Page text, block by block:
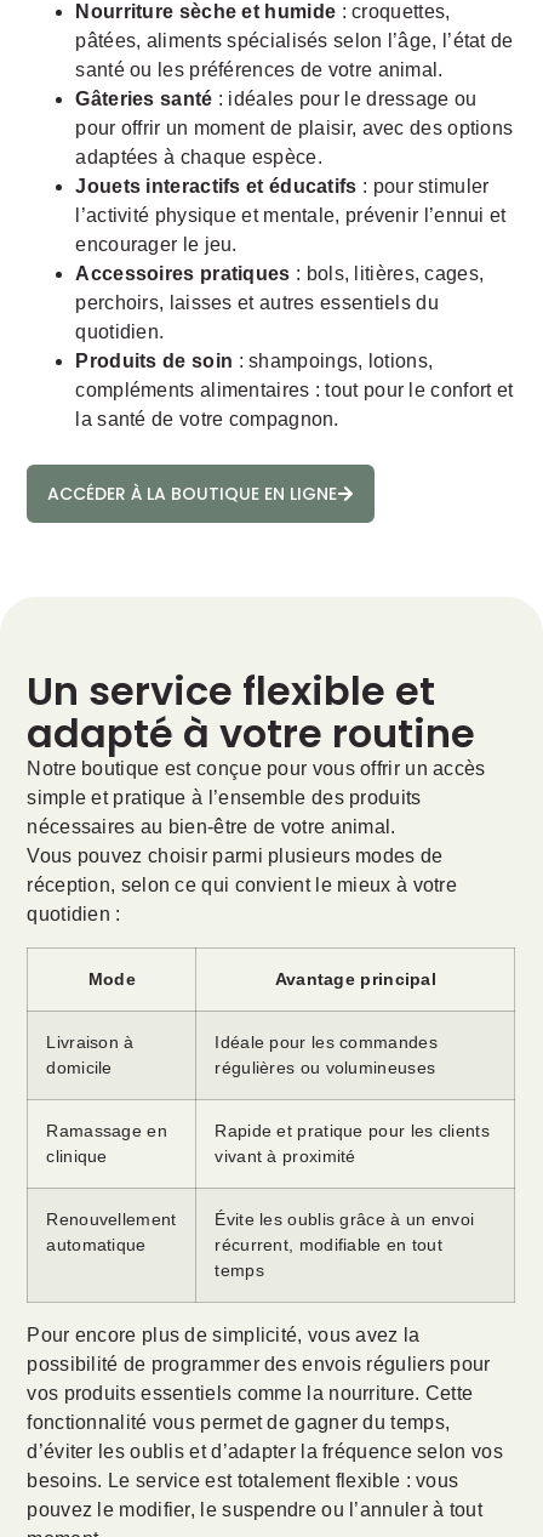
Nourriture sèche et humide : croquettes,
pâtées, aliments spécialisés selon l’âge, l’état de
santé ou les préférences de votre animal.
Gâteries santé : idéales pour le dressage ou
pour offrir un moment de plaisir, avec des options
adaptées à chaque espèce.
Jouets interactifs et éducatifs : pour stimuler
l’activité physique et mentale, prévenir l’ennui et
encourager le jeu.
Accessoires pratiques : bols, litières, cages,
perchoirs, laisses et autres essentiels du
quotidien.
Produits de soin : shampoings, lotions,
compléments alimentaires : tout pour le confort et
la santé de votre compagnon.
ACCÉDER À LA BOUTIQUE EN LIGNE
Un service flexible et
adapté à votre routine
Notre boutique est conçue pour vous offrir un accès
simple et pratique à l’ensemble des produits
nécessaires au bien-être de votre animal.
Vous pouvez choisir parmi plusieurs modes de
réception, selon ce qui convient le mieux à votre
quotidien :
Mode Avantage principal
Livraison à
domicile
Idéale pour les commandes
régulières ou volumineuses
Ramassage en
clinique
Rapide et pratique pour les clients
vivant à proximité
Renouvellement
automatique
Évite les oublis grâce à un envoi
récurrent, modifiable en tout
temps
Pour encore plus de simplicité, vous avez la
possibilité de programmer des envois réguliers pour
vos produits essentiels comme la nourriture. Cette
fonctionnalité vous permet de gagner du temps,
d’éviter les oublis et d’adapter la fréquence selon vos
besoins. Le service est totalement flexible : vous
pouvez le modifier, le suspendre ou l’annuler à tout